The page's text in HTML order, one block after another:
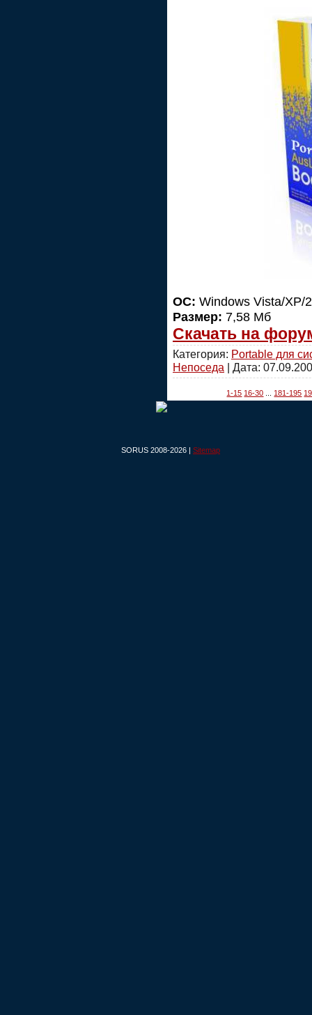
ОС: Windows Vista/XP/
Размер: 7,58 Мб
Скачать на
Категория: Portable для
Непоседа | Дата:
1-15 16-30 181-195
SORUS 2008-2026 | Sitemap